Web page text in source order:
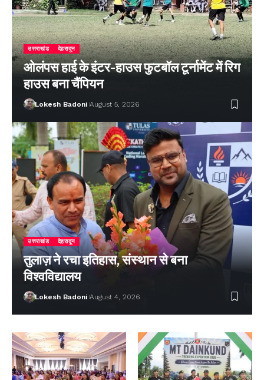
उत्तराखंड देहरादून
ओलंपस हाई के इंटर-हाउस फुटबॉल टूर्नामेंट में रिग
हाउस बना चैंपियन
Lokesh Badoni August 5, 2026
उत्तराखंड देहरादून
तुलाज़ ने रचा इतिहास, संस्थान से बना
विश्वविद्यालय
Lokesh Badoni August 4, 2026